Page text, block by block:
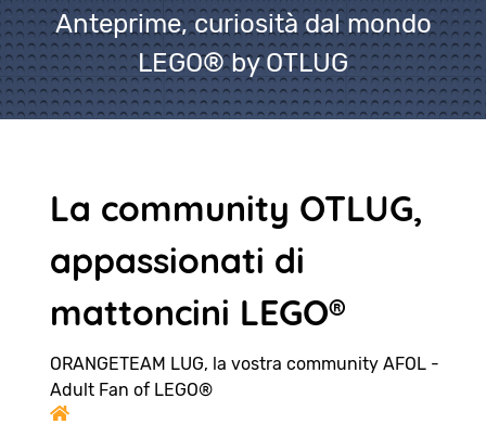
Anteprime, curiosità dal mondo
LEGO® by OTLUG
La community OTLUG,
appassionati di
mattoncini LEGO®
ORANGETEAM LUG, la vostra community AFOL -
Adult Fan of LEGO®
Home